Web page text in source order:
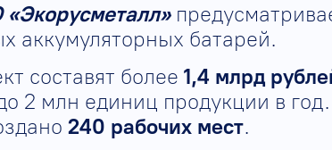
аккумуляторных батарей.
составят более 1,4 млрд
2 млн единиц продукции в
240 рабочих мест.